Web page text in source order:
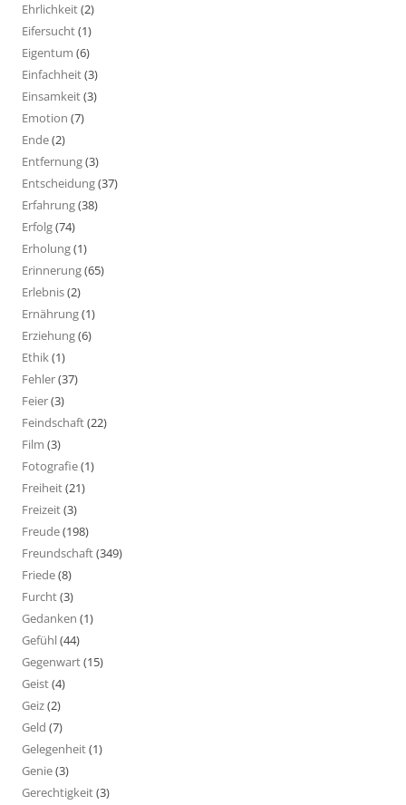
Ehrlichkeit(2)
Eifersucht(1)
Eigentum (6)
Einfachheit(3)
Einsamkeit(3)
Emotion (7)
Ende(2)
Entfernung(3)
Entscheidung(37)
Erfahrung(38)
Erfolg(74)
Erholung(1)
Erinnerung(65)
Erlebnis(2)
Ernährung(1)
Erziehung(6)
Ethik(1)
Fehler(37)
Feier(3)
Feindschaft(22)
Film (3)
Fotografie(1)
Freiheit(21)
Freizeit(3)
Freude(198)
Freundschaft(349)
Friede(8)
Furcht(3)
Gedanken (1)
Gefühl(44)
Gegenwart(15)
Geist(4)
Geiz(2)
Geld (7)
Gelegenheit(1)
Genie(3)
Gerechtigkeit(3)